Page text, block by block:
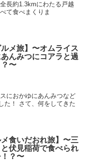
長約1.3kmにわたる戸越
て食べまくりま
ルメ旅】〜オムライス
んみつにコアラと過
〜
におかゆにあんみつなど
た！ さて、何をしてきた
メ食いだおれ旅】〜三
伏見稲荷で食べられ
？〜